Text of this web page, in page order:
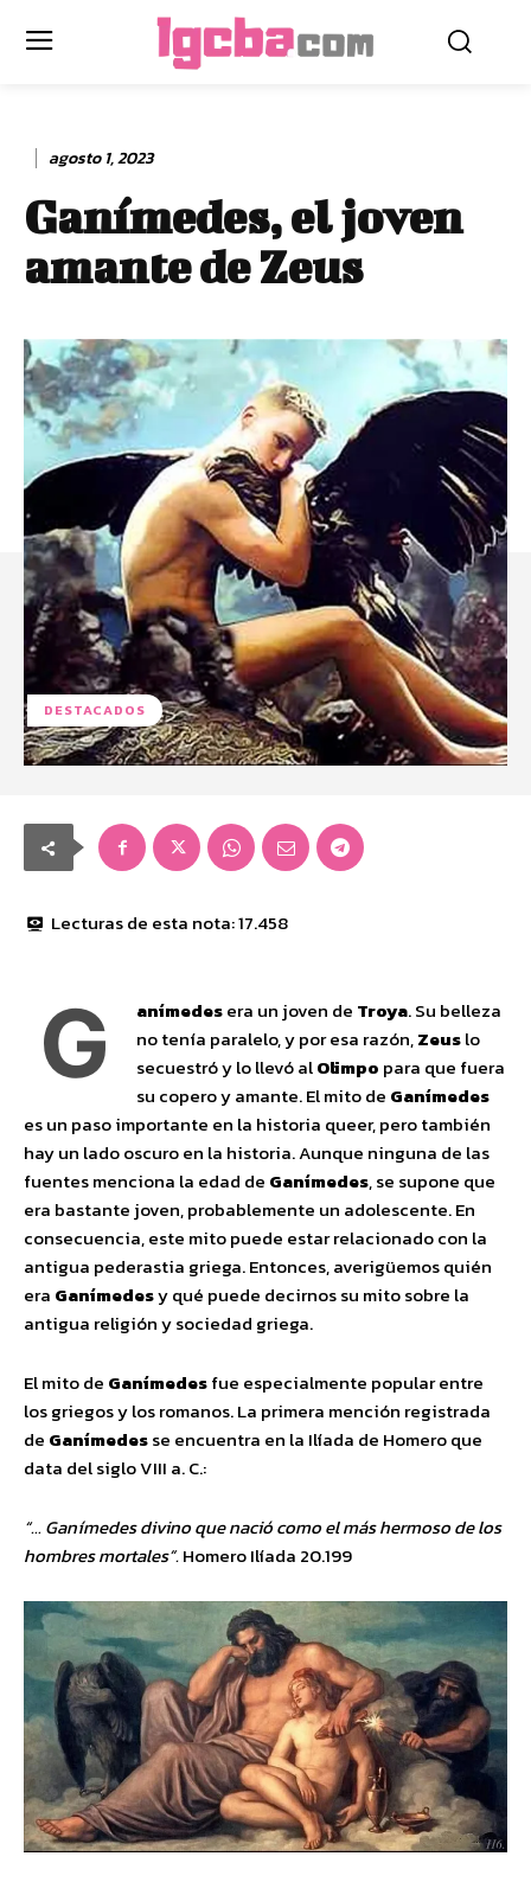
agosto 1, 2023
Ganímedes, el joven
amante de Zeus
DESTACADOS
Lecturas de esta nota:17.458
G anímedesera un joven de Troya. Su belleza
no tenía paralelo, y por esa razón,Zeuslo
secuestró y lo llevó alOlimpo para que fuera
su copero y amante. El mito de Ganímedes
es un paso importante en la historia queer, pero también
hay un lado oscuro en la historia. Aunque ninguna de las
fuentes menciona la edad de Ganímedes, se supone que
era bastante joven, probablemente un adolescente. En
consecuencia, este mito puede estar relacionado con la
antigua pederastia griega. Entonces, averigüemos quién
era Ganímedesy qué puede decirnos su mito sobre la
antigua religión y sociedad griega.
El mito de Ganímedesfue especialmente popular entre
los griegos y los romanos. La primera mención registrada
de Ganímedesse encuentra en la Ilíada de Homero que
data del siglo VIII a. C.:
“… Ganímedes divino que nació como el más hermoso de los
hombres mortales”.Homero Ilíada 20.199